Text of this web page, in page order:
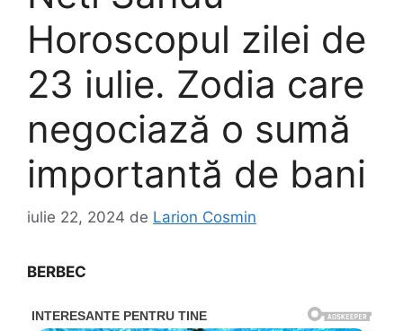
Horoscopul zilei de
23 iulie. Zodia care
negociază o sumă
importantă de bani
iulie 22, 2024 de Larion Cosmin
BERBEC